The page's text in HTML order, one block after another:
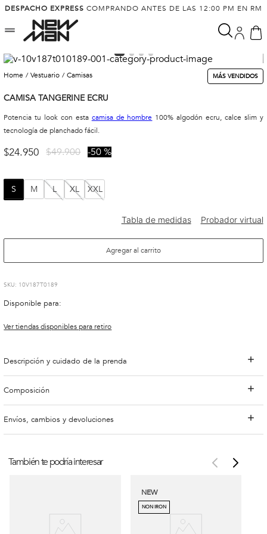
DESPACHO EXPRESS COMPRANDO ANTES DE LAS 12:00 PM EN RM
vestuario camisas MÁS VENDIDOS
CAMISA TANGERINE ECRU
Potencia tu look con esta camisa de hombre 100% algodón ecru, calce slim y
tecnología de planchado fácil.
$24.950 $49.900 50 %
S M L XL XXL
Agregar al carrito
: 10V187T0189
Disponible para:
Ver tiendas disponibles para retiro
Descripción y cuidado de la prenda
Composición
Envíos, cambios y devoluciones
También te podría interesar
NEW
NON IRON